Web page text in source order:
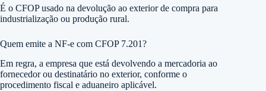
É o CFOP usado na devolução ao exterior de compra para
industrialização ou produção rural.
Quem emite a NF-e com CFOP 7.201?
Em regra, a empresa que está devolvendo a mercadoria ao
fornecedor ou destinatário no exterior, conforme o
procedimento fiscal e aduaneiro aplicável.